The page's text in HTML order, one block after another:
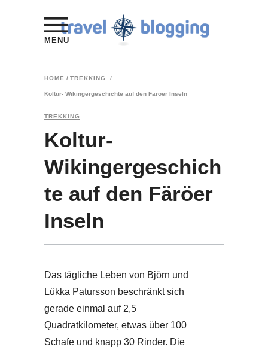
MENU
HOME / TREKKING /
Koltur- Wikingergeschichte auf den Färöer Inseln
TREKKING
Koltur-
Wikingergeschich
te auf den Färöer
Inseln
Das tägliche Leben von Björn und
Lükka Patursson beschränkt sich
gerade einmal auf 2,5
Quadratkilometer, etwas über 100
Schafe und knapp 30 Rinder. Die